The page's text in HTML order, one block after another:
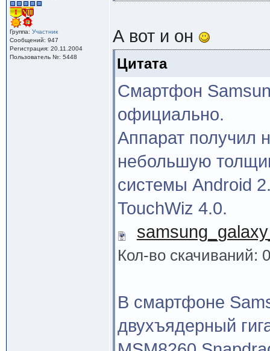
Группа: Участник
Сообщений: 947
Регистрация: 20.11.2004
Пользователь №: 5448
А вот и он
Цитата
Смартфон
официально.
Аппарат получил
небольшую
системы Android
TouchWiz 4.0.
Кол-во скачиваний: 0
В смартфоне
двухъядерный